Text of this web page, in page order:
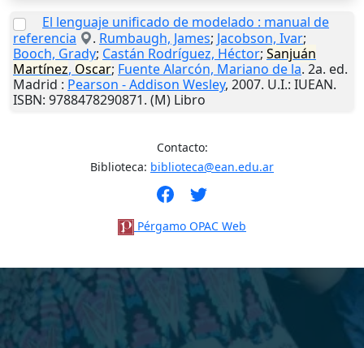
El lenguaje unificado de modelado : manual de
referencia
. Rumbaugh, James; Jacobson, Ivar;
Booch, Grady; Castán Rodríguez, Héctor; Sanjuán
Martínez, Oscar; Fuente Alarcón, Mariano de la. 2a. ed.
Madrid : Pearson - Addison Wesley, 2007. U.I.: IUEAN.
ISBN: 9788478290871. (M) Libro
Contacto:
Biblioteca: biblioteca@ean.edu.ar
Pérgamo OPAC Web